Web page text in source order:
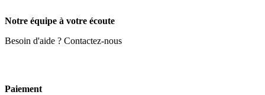
Notre équipe à votre écoute
Besoin d'aide ? Contactez-nous
Paiement